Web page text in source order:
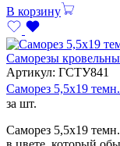
В корзину
Саморезы
Артикул: ГСТУ841
Саморез 5,5х19
за шт.
Саморез 5,5х19